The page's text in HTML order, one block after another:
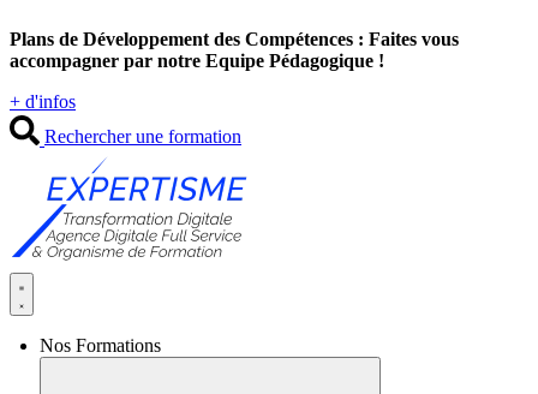
au
contenu
Plans de Développement des Compétences : Faites vous
accompagner par notre Equipe Pédagogique !
+ d'infos
Rechercher une formation
Nos Formations